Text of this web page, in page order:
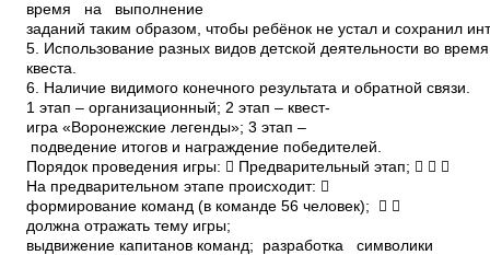
время на выполнение
заданий таким образом, чтобы ребёнок не устал и сохранил
5. Использование разных видов детской деятельности во
квеста.
6. Наличие видимого конечного результата и обратной связи.
1 этап – организационный; 2 этап – квест­
игра «Воронежские легенды»; 3 этап –
подведение итогов и награждение победителей.
Порядок проведения игры:  Предварительный этап;   
На предварительном этапе происходит: 
формирование команд (в команде 5­6 человек);  
должна отражать тему игры;
выдвижение капитанов команд; разработка символики